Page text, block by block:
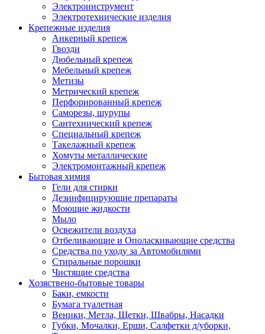
Электроинструмент
Электротехнические изделия
Крепежные изделия
Анкерный крепеж
Гвозди
Дюбельный крепеж
Мебельный крепеж
Метизы
Метрический крепеж
Перфорированный крепеж
Саморезы, шурупы
Сантехнический крепеж
Специальный крепеж
Такелажный крепеж
Хомуты металлические
Электромонтажный крепеж
Бытовая химия
Гели для стирки
Дезинфицирующие препараты
Моющие жидкости
Мыло
Освежители воздуха
Отбеливающие и Ополаскивающие средства
Средства по уходу за Автомобилями
Стиральные порошки
Чистящие средства
Хозяствено-бытовые товары
Баки, емкости
Бумага туалетная
Веники, Метла, Щетки, Швабры, Насадки
Губки, Мочалки, Ерши, Салфетки д/уборки,